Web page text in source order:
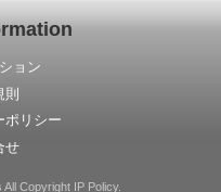
ョン
則
ポリシー
せ
Copyright IP Policy.